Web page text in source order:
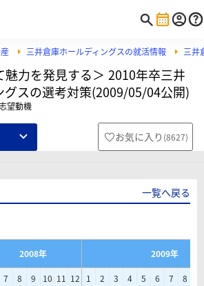
三井倉庫ホールディングスの就活情報 三井
魅力を発見する＞ 2010年卒三井
グスの選考対策(2009/05/04公開)
望動機
お気に入り (8627)
一覧へ戻る
2008年
2009年
7 8 9 10 11 12 1 2 3 4 5 6 7 8